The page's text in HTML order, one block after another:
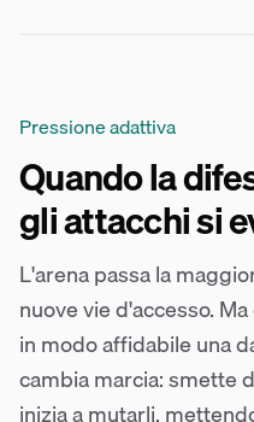
Pressione adattiva
Quando la
gli attacchi si
L'arena passa la
nuove vie d'accesso.
in modo affidabile una
cambia marcia: smette
inizia a mutarli,